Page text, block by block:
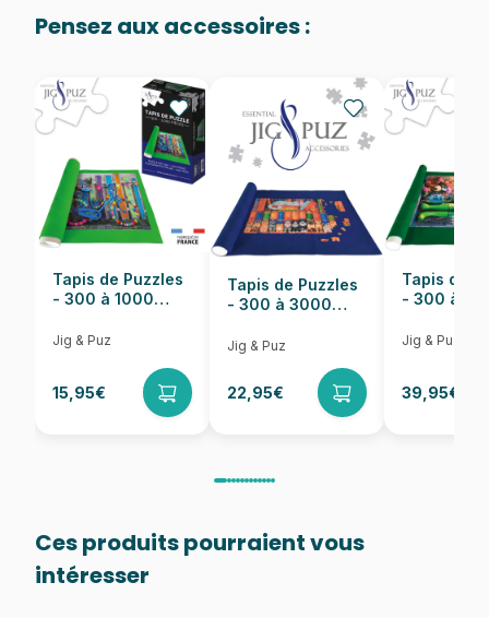
EAN 8005125380091
Nombre de pièces 13200 pièces
Dimensions 291 x 134 cm
Pensez aux accessoires :
Tapis de Puzzles
- 300 à 1000
Jig & Puz
15,95€
Tapis de Puzzles
- 300 à 3000
Jig & Puz
22,95€
Tapis de
- 300 à
Jig & Puz
39,95€
Ces produits pourraient vous
intéresser